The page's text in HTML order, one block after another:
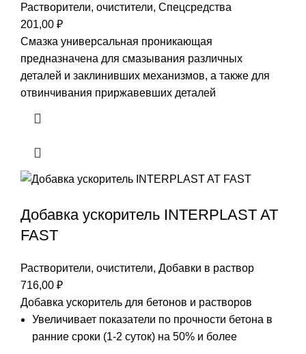
Растворители, очистители, Спецсредства
201,00 ₽
Смазка универсальная проникающая
предназначена для смазывания различных
деталей и заклинивших механизмов, а также для
отвинчивания приржавевших деталей
Добавка ускоритель INTERPLAST AT
FAST
Растворители, очистители, Добавки в раствор
716,00 ₽
Добавка ускоритель для бетонов и растворов
Увеличивает показатели по прочности бетона в
ранние сроки (1-2 суток) на 50% и более